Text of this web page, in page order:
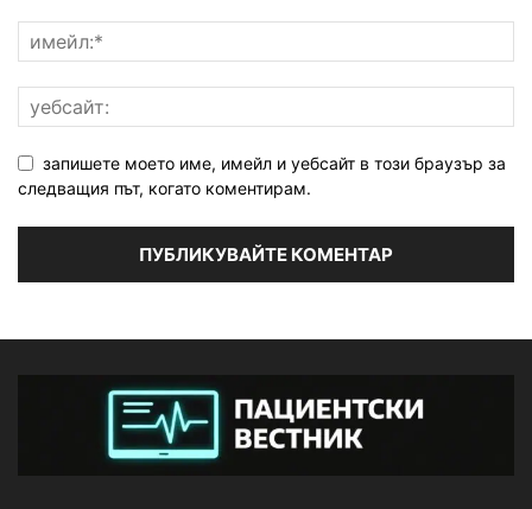
запишете моето име, имейл и уебсайт в този браузър за
следващия път, когато коментирам.